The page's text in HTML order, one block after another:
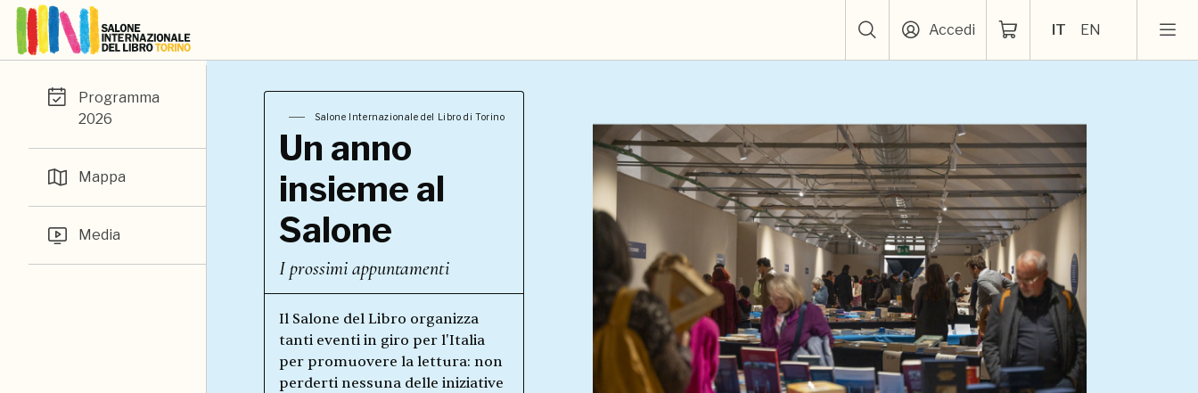
Accedi IT EN
Programma
2026
Mappa
Media
Salone Internazionale del Libro di Torino
Un anno
insieme al
Salone
I prossimi appuntamenti
Il Salone del Libro organizza
tanti eventi in giro per l'Italia
per promuovere la lettura: non
perderti nessuna delle iniziative